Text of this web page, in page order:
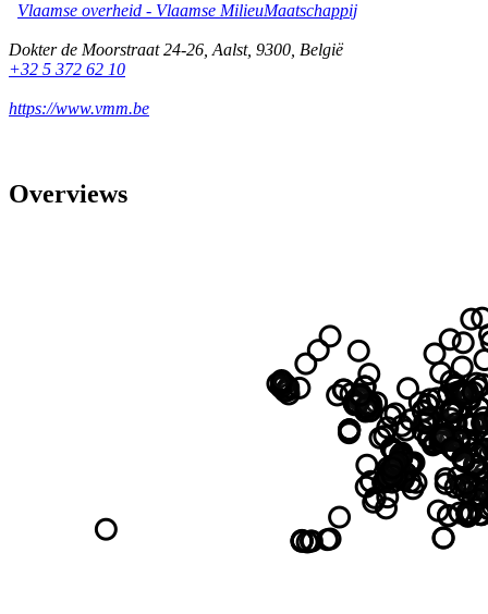
Vlaamse overheid - Vlaamse MilieuMaatschappij
Dokter de Moorstraat 24-26 Aalst, 9300 België
+32 5 372 62 10
https://www.vmm.be
Overviews